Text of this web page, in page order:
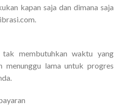
kapan saja dan dimana saja
membutuhkan waktu yang
menunggu lama untuk progres